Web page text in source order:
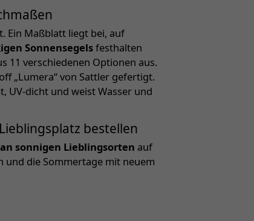
Ein Maßblatt liegt bei, auf
Sonnensegelsfesthalten
11 verschiedenen Optionen aus.
„Lumera“ von Sattler gefertigt.
UV-dicht und weist Wasser und
bestellen
sonnigen Lieblingsorten auf
und die Sommertage mit neuem